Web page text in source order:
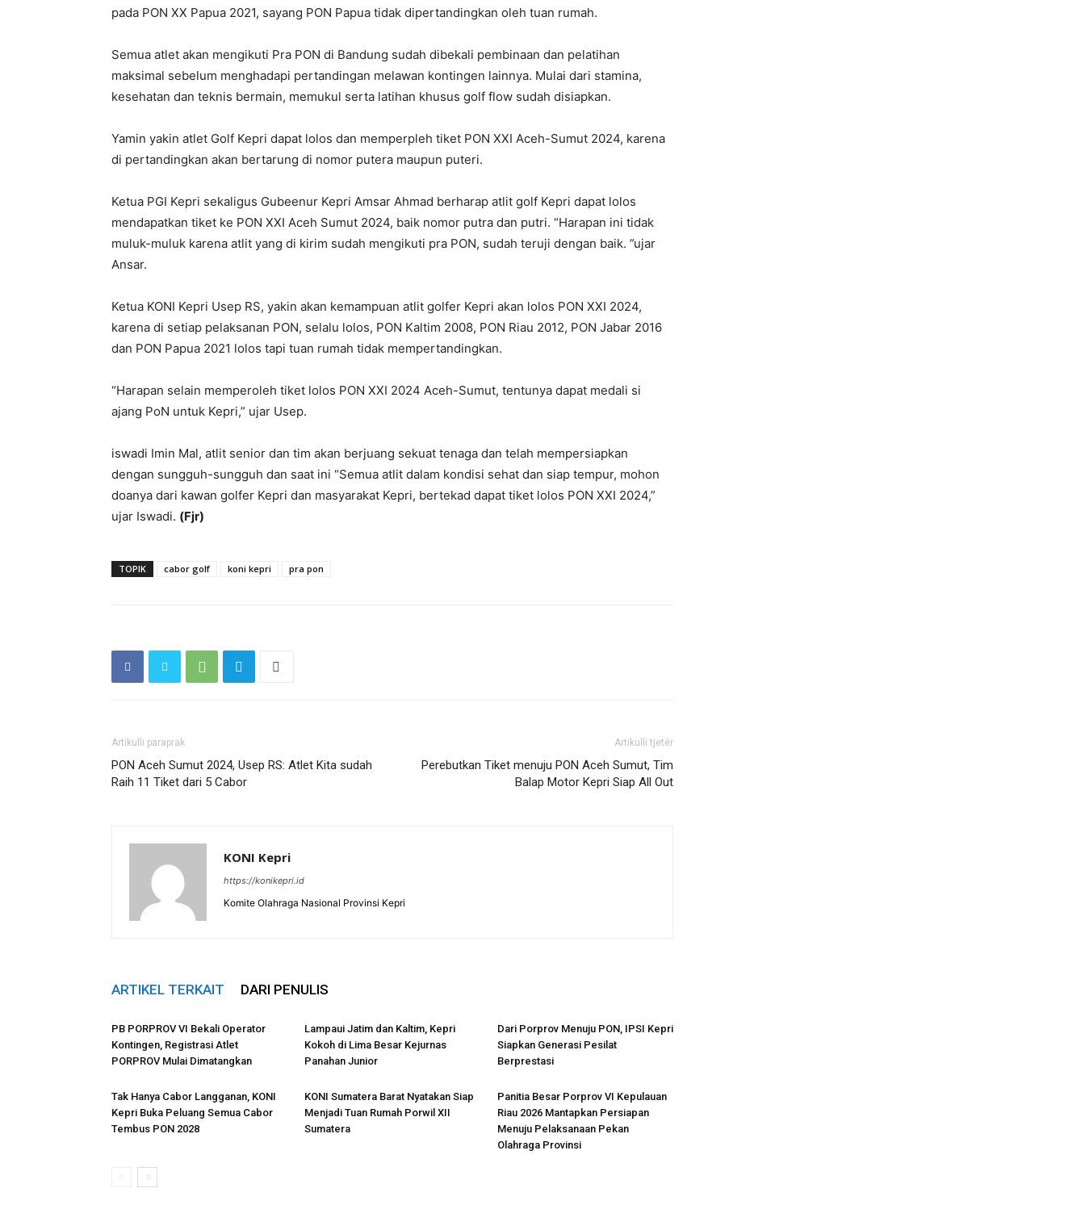
pada PON XX Papua 2021, sayang PON Papua tidak dipertandingkan oleh tuan rumah.
Semua atlet akan mengikuti Pra PON di Bandung sudah dibekali pembinaan dan pelatihan
maksimal sebelum menghadapi pertandingan melawan kontingen lainnya. Mulai dari stamina,
kesehatan dan teknis bermain, memukul serta latihan khusus golf flow sudah disiapkan.
Yamin yakin atlet Golf Kepri dapat lolos dan memperpleh tiket PON XXI Aceh-Sumut 2024, karena
di pertandingkan akan bertarung di nomor putera maupun puteri.
Ketua PGI Kepri sekaligus Gubeenur Kepri Amsar Ahmad berharap atlit golf Kepri dapat lolos
mendapatkan tiket ke PON XXI Aceh Sumut 2024, baik nomor putra dan putri. “Harapan ini tidak
muluk-muluk karena atlit yang di kirim sudah mengikuti pra PON, sudah teruji dengan baik. ”ujar
Ansar.
Ketua KONI Kepri Usep RS, yakin akan kemampuan atlit golfer Kepri akan lolos PON XXI 2024,
karena di setiap pelaksanan PON, selalu lolos, PON Kaltim 2008, PON Riau 2012, PON Jabar 2016
dan PON Papua 2021 lolos tapi tuan rumah tidak mempertandingkan.
“Harapan selain memperoleh tiket lolos PON XXI 2024 Aceh-Sumut, tentunya dapat medali si
ajang PoN untuk Kepri,” ujar Usep.
iswadi Imin Mal, atlit senior dan tim akan berjuang sekuat tenaga dan telah mempersiapkan
dengan sungguh-sungguh dan saat ini “Semua atlit dalam kondisi sehat dan siap tempur, mohon
doanya dari kawan golfer Kepri dan masyarakat Kepri, bertekad dapat tiket lolos PON XXI 2024,”
ujar Iswadi. (Fjr)
TOPIK cabor golf koni kepri pra pon
Artikulli paraprak
PON Aceh Sumut 2024, Usep RS: Atlet Kita sudah
Raih 11 Tiket dari 5 Cabor
Artikulli tjetër
Perebutkan Tiket menuju PON Aceh Sumut, Tim
Balap Motor Kepri Siap All Out
KONI Kepri
https://konikepri.id
Komite Olahraga Nasional Provinsi Kepri
ARTIKEL TERKAIT DARI PENULIS
PB PORPROV VI Bekali Operator
Kontingen, Registrasi Atlet
PORPROV Mulai Dimatangkan
Lampaui Jatim dan Kaltim, Kepri
Kokoh di Lima Besar Kejurnas
Panahan Junior
Dari Porprov Menuju PON, IPSI Kepri
Siapkan Generasi Pesilat
Berprestasi
Tak Hanya Cabor Langganan, KONI
Kepri Buka Peluang Semua Cabor
Tembus PON 2028
KONI Sumatera Barat Nyatakan Siap
Menjadi Tuan Rumah Porwil XII
Sumatera
Panitia Besar Porprov VI Kepulauan
Riau 2026 Mantapkan Persiapan
Menuju Pelaksanaan Pekan
Olahraga Provinsi